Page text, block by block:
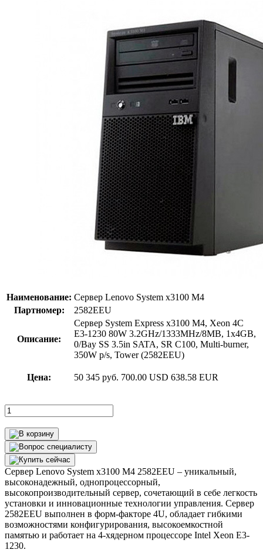
Наименование: Сервер Lenovo System x3100 M4
Партномер:
2582EEU
Описание:
Сервер System Express x3100 M4, Xeon 4C
E3-1230 80W 3.2GHz/1333MHz/8MB, 1x4GB,
0/Bay SS 3.5in SATA, SR C100, Multi-burner,
350W p/s, Tower (2582EEU)
Цена: 50 345 руб. 700.00 USD 638.58 EUR
Сервер Lenovo System x3100 M4 2582EEU – уникальный,
высоконадежный, однопроцессорный,
высокопроизводительный сервер, сочетающий в себе легкость
установки и инновационные технологии управления. Сервер
2582EEU выполнен в форм-факторе 4U, обладает гибкими
возможностями конфигурирования, высокоемкостной
памятью и работает на 4-хядерном процессоре Intel Xeon E3-
1230.